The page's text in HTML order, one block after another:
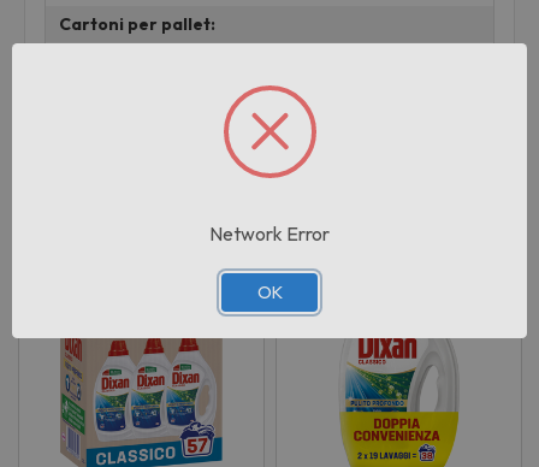
Cartoni per pallet:
Prodotti correlati
Network Error
OK